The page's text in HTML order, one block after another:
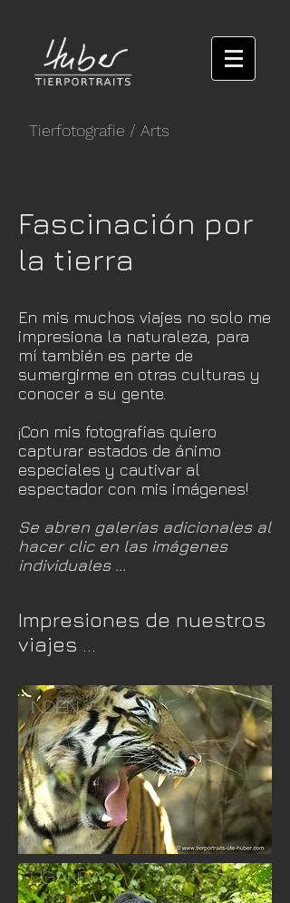
Tierfotografie / Arts
Fascinación por
la tierra
En mis muchos viajes no solo me
impresiona la naturaleza, para
mí también es parte de
sumergirme en otras culturas y
conocer a su gente.
¡Con mis fotografías quiero
capturar estados de ánimo
especiales y cautivar al
espectador con mis imágenes!
Se abren galerías adicionales al
hacer clic en las imágenes
individuales ...
Impresiones de nuestros
viajes ...
Indien
uganda